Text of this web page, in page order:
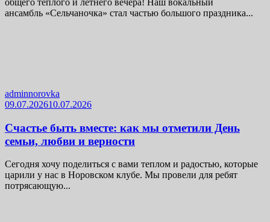
общего тёплого и летнего вечера! Наш вокальный
ансамбль «Сельчаночка» стал частью большого праздника...
adminnorovka
09.07.202610.07.2026
Счастье быть вместе: как мы отметили День
семьи, любви и верности
Сегодня хочу поделиться с вами теплом и радостью, которые
царили у нас в Норовском клубе. Мы провели для ребят
потрясающую...